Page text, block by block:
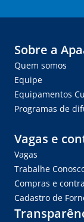
Sobre a
Quem somos
Equipe
Equipamentos
Programas de
Vagas e
Vagas
Trabalhe
Compras e
Cadastro de